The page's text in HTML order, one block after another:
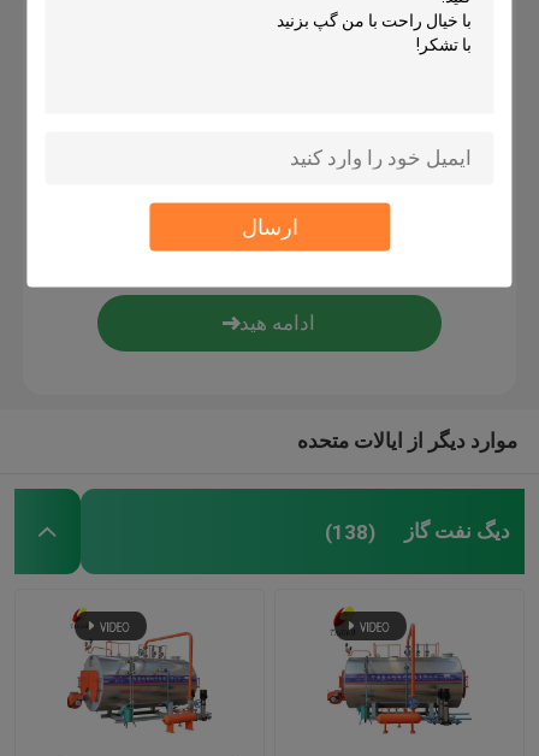
ارسال
دیگ بخار برقی
دیگ بخار عمودی
مولد بخار الکتریکی
اتوکلاو اشباع
کوره هوای گرم
راکتور شیشه ای
لوازم کمکی برای دیگ
پیام بگذارید
ما به زودی با شما تماس خواهیم گرفت
موارد دیگر از ایالات متحده
دیگ نفت گاز (138)